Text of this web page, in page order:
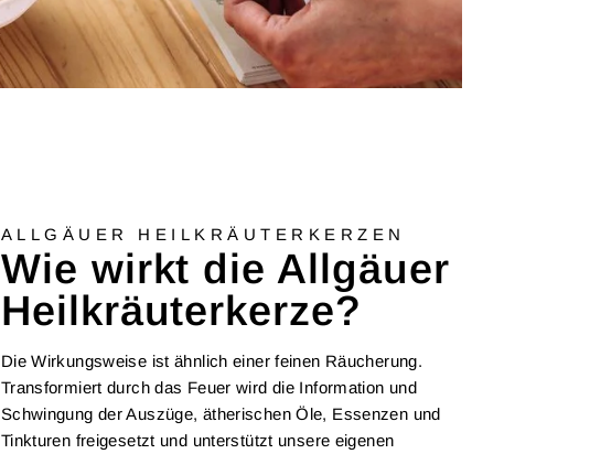
ALLGÄUER HEILKRÄUTERKERZEN
Wie wirkt die Allgäuer
Heilkräuterkerze?
Die Wirkungsweise ist ähnlich einer feinen Räucherung.
Transformiert durch das Feuer wird die Information und
Schwingung der Auszüge, ätherischen Öle, Essenzen und
Tinkturen freigesetzt und unterstützt unsere eigenen